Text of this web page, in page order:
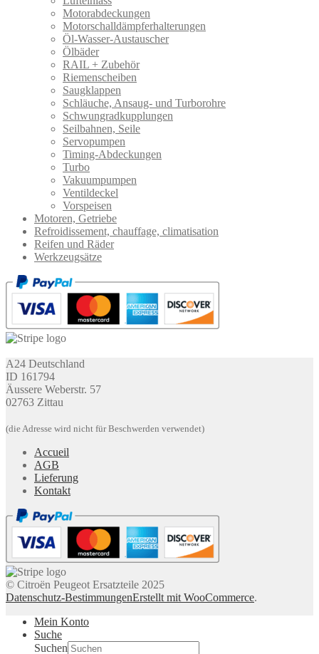
Motorabdeckungen
Motorschalldämpferhalterungen
Öl-Wasser-Austauscher
Ölbäder
RAIL + Zubehör
Riemenscheiben
Saugklappen
Schläuche, Ansaug- und Turborohre
Schwungradkupplungen
Seilbahnen, Seile
Servopumpen
Timing-Abdeckungen
Turbo
Vakuumpumpen
Ventildeckel
Vorspeisen
Motoren, Getriebe
Refroidissement, chauffage, climatisation
Reifen und Räder
Werkzeugsätze
A24 Deutschland
ID 161794
Äussere Weberstr. 57
02763 Zittau
(die Adresse wird nicht für Beschwerden verwendet)
Accueil
AGB
Lieferung
Kontakt
© Citroën Peugeot Ersatzteile 2025
Datenschutz-BestimmungenErstellt mit WooCommerce.
Mein Konto
Suche
Suchen